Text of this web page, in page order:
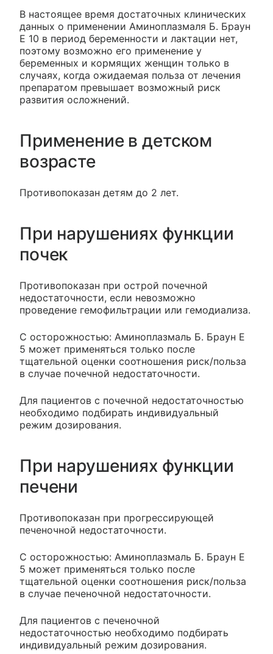
В настоящее время достаточных клинических
данных о применении Аминоплазмаля Б. Браун
Е 10 в период беременности и лактации нет,
поэтому возможно его применение у
беременных и кормящих женщин только в
случаях, когда ожидаемая польза от лечения
препаратом превышает возможный риск
развития осложнений.
Применение в детском
возрасте
Противопоказан детям до 2 лет.
При нарушениях функции
почек
Противопоказан при острой почечной
недостаточности, если невозможно
проведение гемофильтрации или гемодиализа.
С осторожностью: Аминоплазмаль Б. Браун Е
5 может применяться только после
тщательной оценки соотношения риск/польза
в случае почечной недостаточности.
Для пациентов с почечной недостаточностью
необходимо подбирать индивидуальный
режим дозирования.
При нарушениях функции
печени
Противопоказан при прогрессирующей
печеночной недостаточности.
С осторожностью: Аминоплазмаль Б. Браун Е
5 может применяться только после
тщательной оценки соотношения риск/польза
в случае печеночной недостаточности.
Для пациентов с печеночной
недостаточностью необходимо подбирать
индивидуальный режим дозирования.